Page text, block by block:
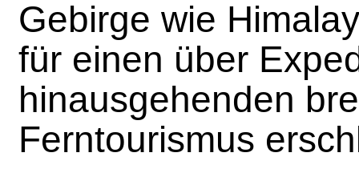
Gebirge wie
für einen über
hinausgehenden
Ferntourismus